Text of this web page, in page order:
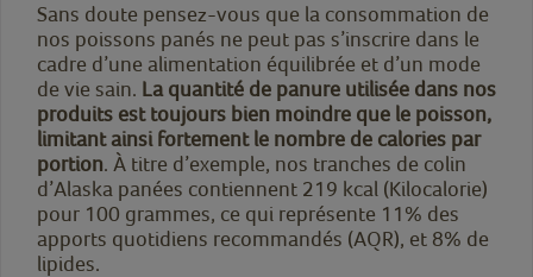
Sans doute pensez-vous que la consommation de
nos poissons panés ne peut pas s’inscrire dans le
cadre d’une alimentation équilibrée et d’un mode
de vie sain. La quantité de panure utilisée dans nos
produits est toujours bien moindre que le poisson,
limitant ainsi fortement le nombre de calories par
portion. À titre d’exemple, nos tranches de colin
d’Alaska panées contiennent 219 kcal (Kilocalorie)
pour 100 grammes, ce qui représente 11% des
apports quotidiens recommandés (AQR), et 8% de
lipides.